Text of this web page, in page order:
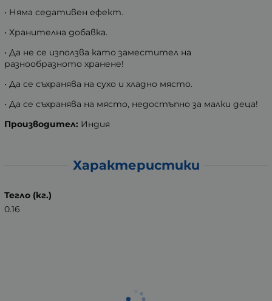
• Няма седативен ефект.
• Хранителна добавка.
• Да не се използва като заместител на
разнообразното хранене!
• Да се съхранява на сухо и хладно място.
• Да се съхранява на място, недостъпно за малки деца!
Производител: Индия
Характеристики
Тегло (кг.)
0.16